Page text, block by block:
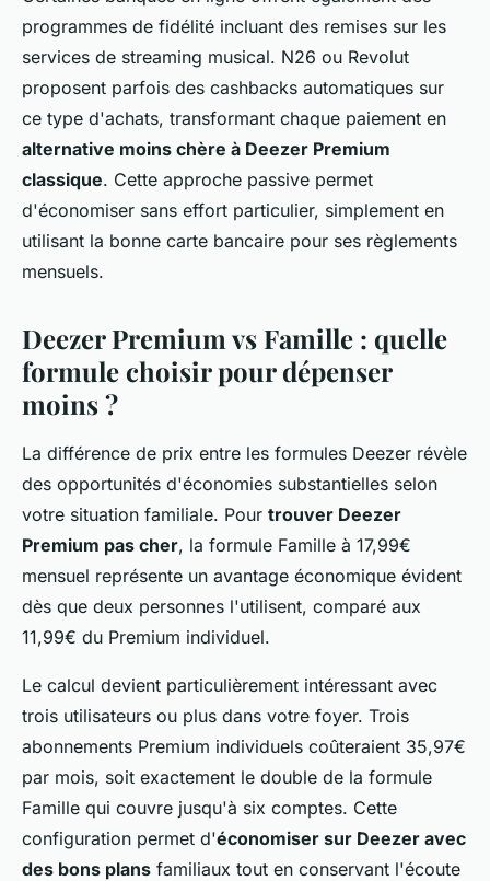
programmes de fidélité incluant des remises sur les
services de streaming musical. N26 ou Revolut
proposent parfois des cashbacks automatiques sur
ce type d'achats, transformant chaque paiement en
alternative moins chère à Deezer Premium
classique. Cette approche passive permet
d'économiser sans effort particulier, simplement en
utilisant la bonne carte bancaire pour ses règlements
mensuels.
Deezer Premium vs Famille : quelle
formule choisir pour dépenser
moins ?
La différence de prix entre les formules Deezer révèle
des opportunités d'économies substantielles selon
votre situation familiale. Pour trouver Deezer
Premium pas cher, la formule Famille à 17,99€
mensuel représente un avantage économique évident
dès que deux personnes l'utilisent, comparé aux
11,99€ du Premium individuel.
Le calcul devient particulièrement intéressant avec
trois utilisateurs ou plus dans votre foyer. Trois
abonnements Premium individuels coûteraient 35,97€
par mois, soit exactement le double de la formule
Famille qui couvre jusqu'à six comptes. Cette
configuration permet d'économiser sur Deezer avec
des bons plans familiaux tout en conservant l'écoute